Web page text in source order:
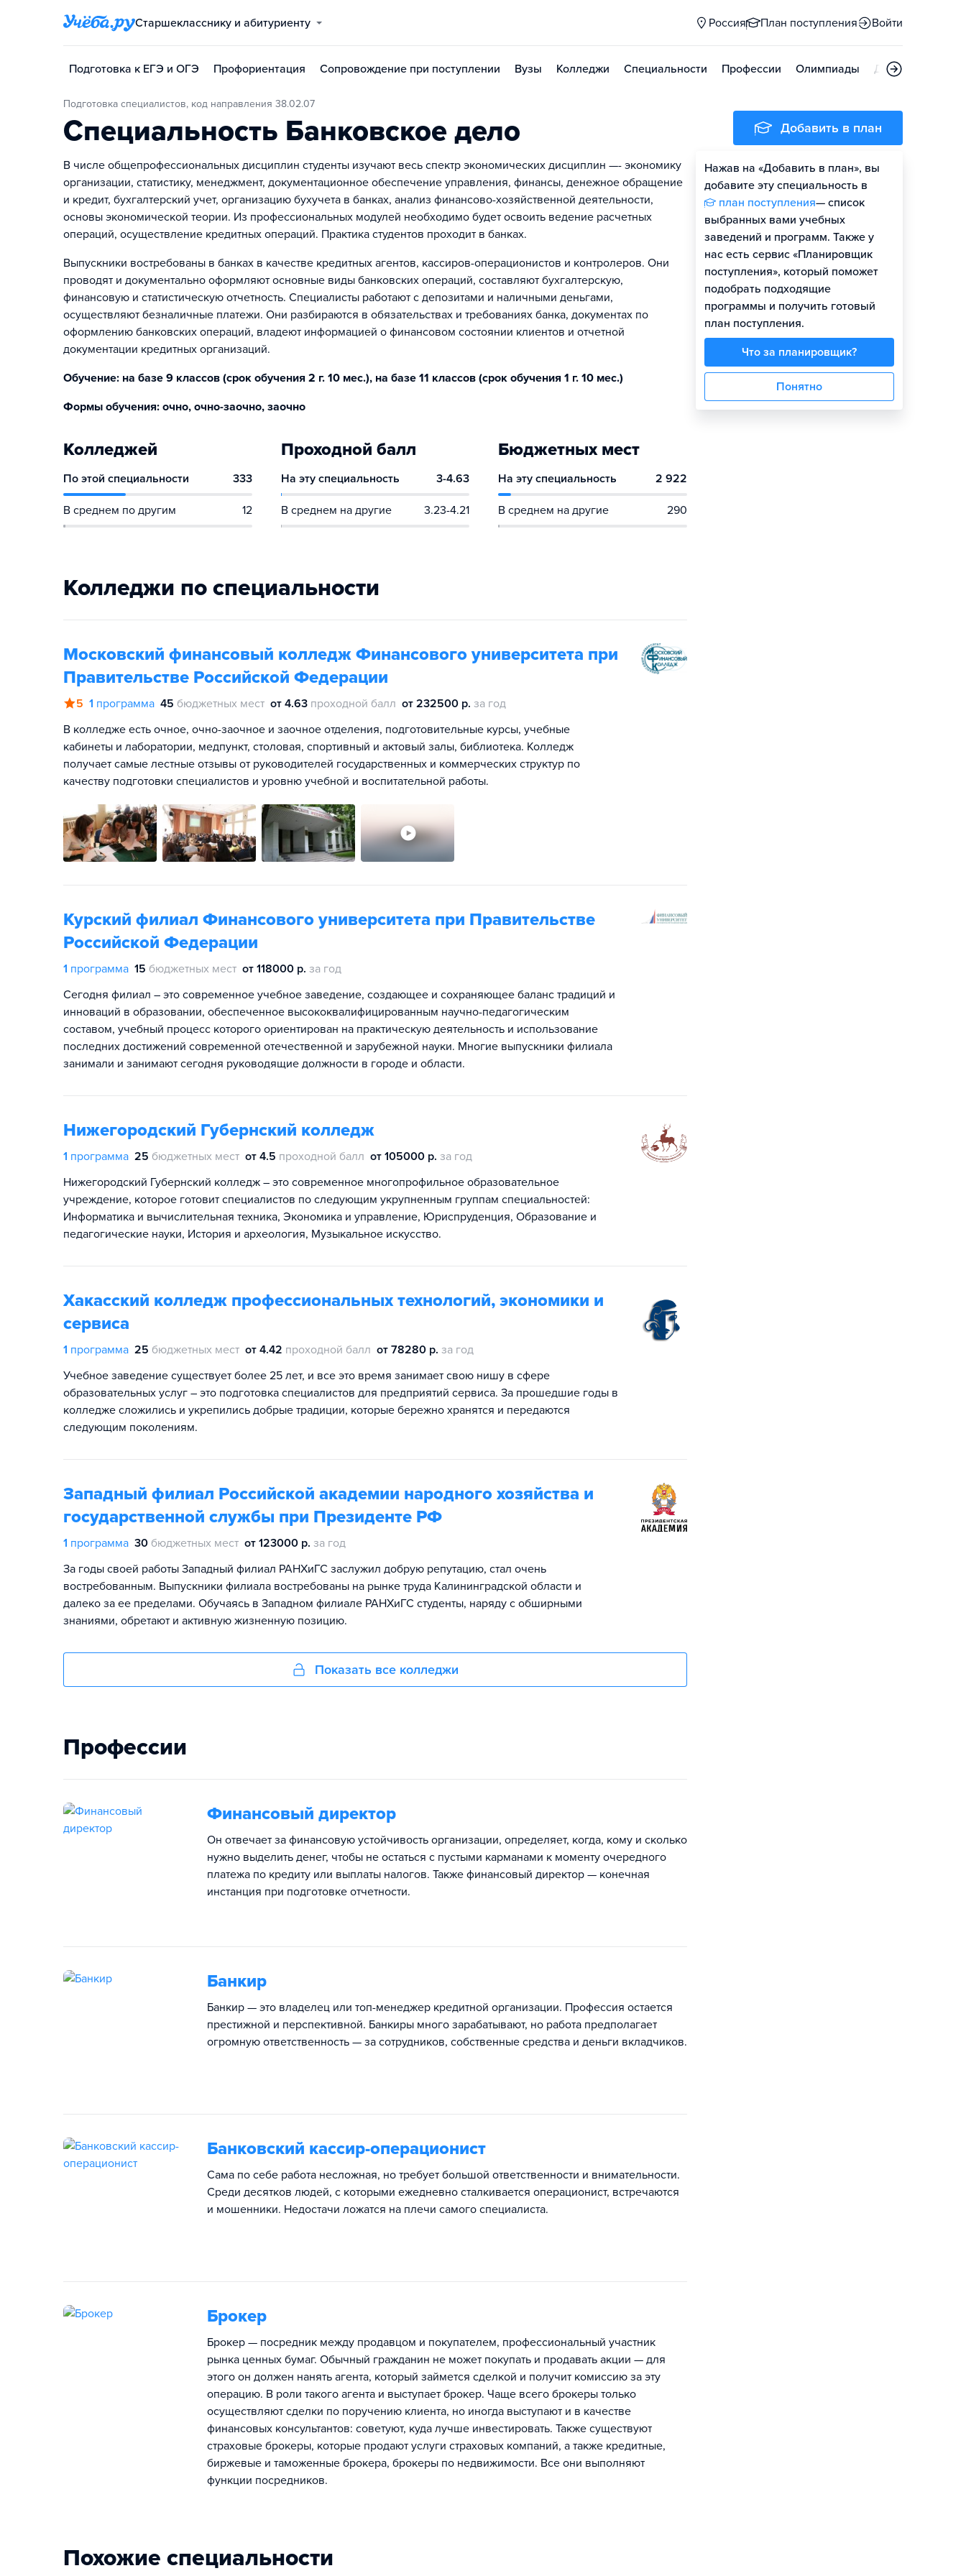
Старшекласснику и абитуриенту Россия План поступления Войти
Подготовка к ЕГЭ и ОГЭ Профориентация Сопровождение при поступлении Вузы Колледжи Специальности Профессии Олимпиады Дни открытых
Подготовка специалистов, код направления 38.02.07
Специальность Банковское дело
В числе общепрофессиональных дисциплин студенты изучают весь спектр экономических дисциплин —- экономику
организации, статистику, менеджмент, документационное обеспечение управления, финансы, денежное обращение
и кредит, бухгалтерский учет, организацию бухучета в банках, анализ финансово-хозяйственной деятельности,
основы экономической теории. Из профессиональных модулей необходимо будет освоить ведение расчетных
операций, осуществление кредитных операций. Практика студентов проходит в банках.
Выпускники востребованы в банках в качестве кредитных агентов, кассиров-операционистов и контролеров. Они
проводят и документально оформляют основные виды банковских операций, составляют бухгалтерскую,
финансовую и статистическую отчетность. Специалисты работают с депозитами и наличными деньгами,
осуществляют безналичные платежи. Они разбираются в обязательствах и требованиях банка, документах по
оформлению банковских операций, владеют информацией о финансовом состоянии клиентов и отчетной
документации кредитных организаций.
Обучение: на базе 9 классов (срок обучения 2 г. 10 мес.), на базе 11 классов (срок обучения 1 г. 10 мес.)
Формы обучения: очно, очно-заочно, заочно
Колледжей
По этой специальности 333
В среднем по другим 12
Проходной балл
На эту специальность 3-4.63
В среднем на другие 3.23-4.21
Бюджетных мест
На эту специальность 2 922
В среднем на другие 290
Колледжи по специальности
Московский финансовый колледж Финансового университета при
Правительстве Российской Федерации
5 1 программа 45 бюджетных мест от 4.63 проходной балл от 232500 р. за год
В колледже есть очное, очно-заочное и заочное отделения, подготовительные курсы, учебные
кабинеты и лаборатории, медпункт, столовая, спортивный и актовый залы, библиотека. Колледж
получает самые лестные отзывы от руководителей государственных и коммерческих структур по
качеству подготовки специалистов и уровню учебной и воспитательной работы.
Курский филиал Финансового университета при Правительстве
Российской Федерации
1 программа 15 бюджетных мест от 118000 р. за год
Сегодня филиал – это современное учебное заведение, создающее и сохраняющее баланс традиций и
инноваций в образовании, обеспеченное высококвалифицированным научно-педагогическим
составом, учебный процесс которого ориентирован на практическую деятельность и использование
последних достижений современной отечественной и зарубежной науки. Многие выпускники филиала
занимали и занимают сегодня руководящие должности в городе и области.
Нижегородский Губернский колледж
1 программа 25 бюджетных мест от 4.5 проходной балл от 105000 р. за год
Нижегородский Губернский колледж – это современное многопрофильное образовательное
учреждение, которое готовит специалистов по следующим укрупненным группам специальностей:
Информатика и вычислительная техника, Экономика и управление, Юриспруденция, Образование и
педагогические науки, История и археология, Музыкальное искусство.
Хакасский колледж профессиональных технологий, экономики и
сервиса
1 программа 25 бюджетных мест от 4.42 проходной балл от 78280 р. за год
Учебное заведение существует более 25 лет, и все это время занимает свою нишу в сфере
образовательных услуг – это подготовка специалистов для предприятий сервиса. За прошедшие годы в
колледже сложились и укрепились добрые традиции, которые бережно хранятся и передаются
следующим поколениям.
Западный филиал Российской академии народного хозяйства и
государственной службы при Президенте РФ
1 программа 30 бюджетных мест от 123000 р. за год
За годы своей работы Западный филиал РАНХиГС заслужил добрую репутацию, стал очень
востребованным. Выпускники филиала востребованы на рынке труда Калининградской области и
далеко за ее пределами. Обучаясь в Западном филиале РАНХиГС студенты, наряду с обширными
знаниями, обретают и активную жизненную позицию.
Показать все колледжи
Профессии
Финансовый директор
Он отвечает за финансовую устойчивость организации, определяет, когда, кому и сколько
нужно выделить денег, чтобы не остаться с пустыми карманами к моменту очередного
платежа по кредиту или выплаты налогов. Также финансовый директор — конечная
инстанция при подготовке отчетности.
Банкир
Банкир — это владелец или топ-менеджер кредитной организации. Профессия остается
престижной и перспективной. Банкиры много зарабатывают, но работа предполагает
огромную ответственность — за сотрудников, собственные средства и деньги вкладчиков.
Банковский кассир-операционист
Сама по себе работа несложная, но требует большой ответственности и внимательности.
Среди десятков людей, с которыми ежедневно сталкивается операционист, встречаются
и мошенники. Недостачи ложатся на плечи самого специалиста.
Брокер
Брокер — посредник между продавцом и покупателем, профессиональный участник
рынка ценных бумаг. Обычный гражданин не может покупать и продавать акции — для
этого он должен нанять агента, который займется сделкой и получит комиссию за эту
операцию. В роли такого агента и выступает брокер. Чаще всего брокеры только
осуществляют сделки по поручению клиента, но иногда выступают и в качестве
финансовых консультантов: советуют, куда лучше инвестировать. Также существуют
страховые брокеры, которые продают услуги страховых компаний, а также кредитные,
биржевые и таможенные брокера, брокеры по недвижимости. Все они выполняют
функции посредников.
Похожие специальности
Добавить в план
Нажав на «Добавить в план», вы
добавите эту специальность в
план поступления— список
выбранных вами учебных
заведений и программ. Также у
нас есть сервис «Планировщик
поступления», который поможет
подобрать подходящие
программы и получить готовый
план поступления.
Что за планировщик?
Понятно